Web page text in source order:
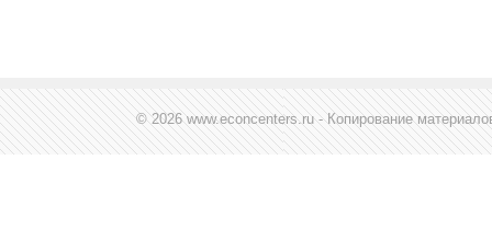
© 2026 www.econcenters.ru - Копирование